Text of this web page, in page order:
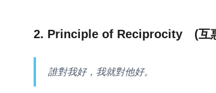
2. Principle of Reciprocity (互
誰對我好，我就對他好。